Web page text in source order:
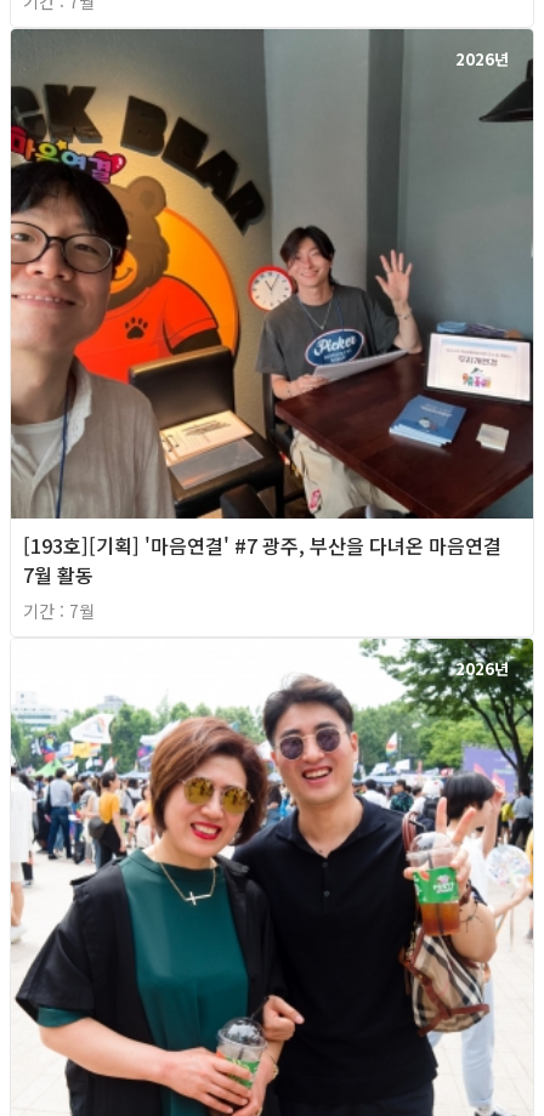
2026년
[193호][기획] '마음연결' #7 광주, 부산을 다녀온 마음연결
7월 활동
기간 : 7월
2026년